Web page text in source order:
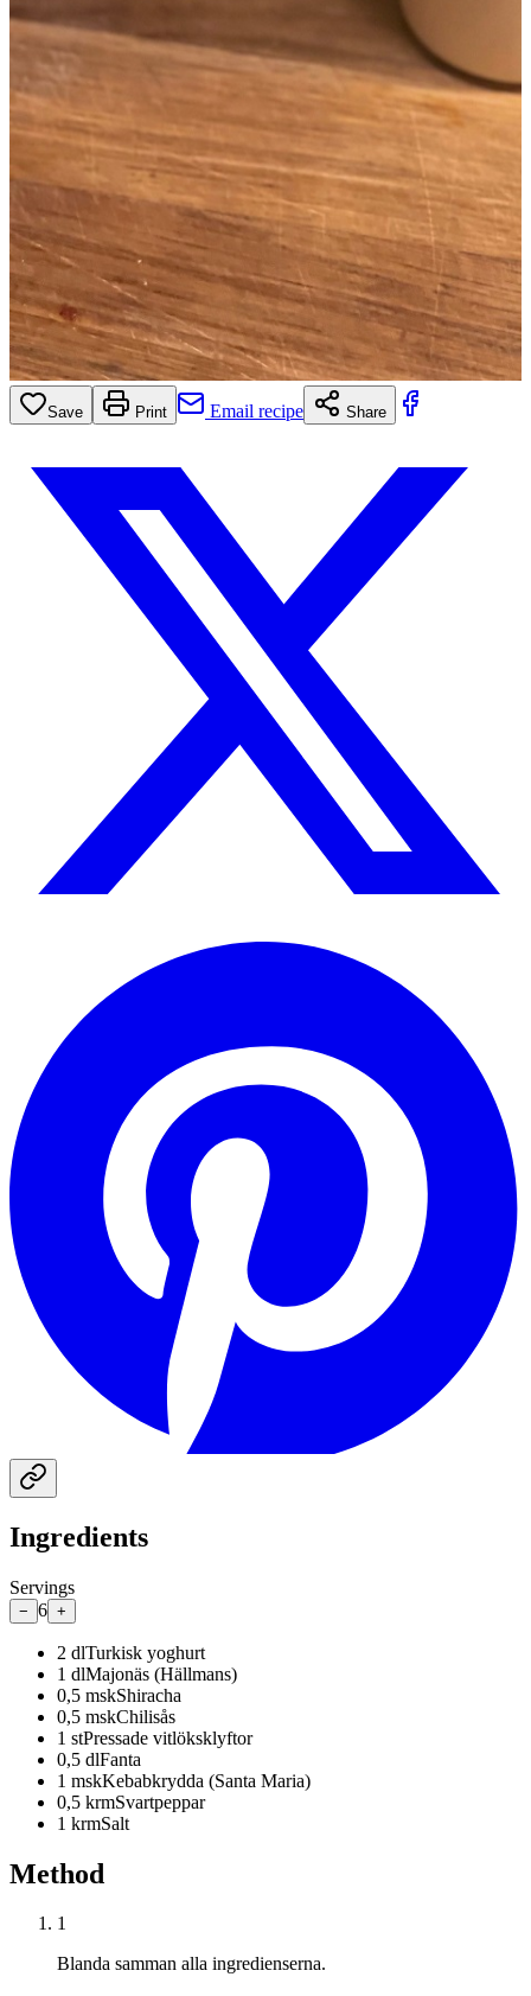
Save Print Email recipe Share
Ingredients
Servings
− 6 +
2 dlTurkisk yoghurt
1 dlMajonäs (Hällmans)
0,5 mskShiracha
0,5 mskChilisås
1 stPressade vitlöksklyftor
0,5 dlFanta
1 mskKebabkrydda (Santa Maria)
0,5 krmSvartpeppar
1 krmSalt
Method
1
Blanda samman alla ingredienserna.